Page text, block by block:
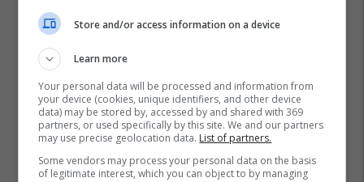
Store and/or access information on a device
Learn more
Your personal data will be processed and information from
your device (cookies, unique identifiers, and other device
data) may be stored by, accessed by and shared with 369
partners, or used specifically by this site. We and our partners
may use precise geolocation data. List of partners.
Some vendors may process your personal data on the basis
of legitimate interest, which you can object to by managing